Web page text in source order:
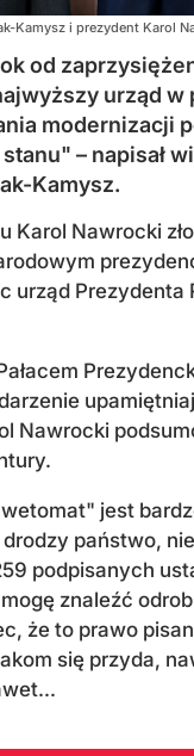
Kamysz i prezydent Karol
od
urząd w
modernizacji
– napisał
Kamysz.
Karol Nawrocki
urząd Prezydenta
Nawrocki
jest
drodzy państwo,
podpisanych
znaleźć
że to prawo
się przyda,